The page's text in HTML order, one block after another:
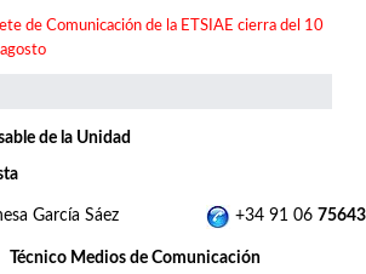
de Comunicación de la ETSIAE cierra del 10
de la Unidad
García Sáez +34 91 06 75643
Técnico Medios de Comunicación